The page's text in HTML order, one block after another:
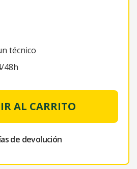
técnico
48h
AL CARRITO
de devolución